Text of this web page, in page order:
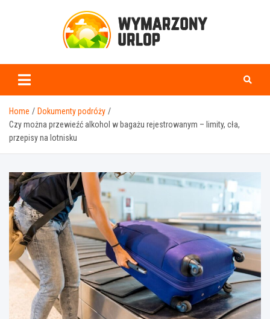
Home
Dokumenty podróży
Czy można przewieźć alkohol w bagażu rejestrowanym – limity, cła,
przepisy na lotnisku